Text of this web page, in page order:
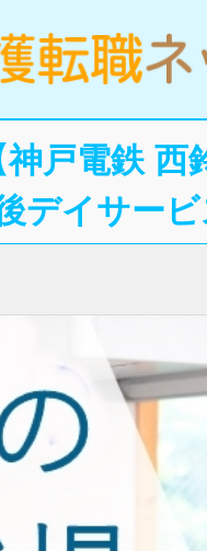
神戸電鉄
デイサー